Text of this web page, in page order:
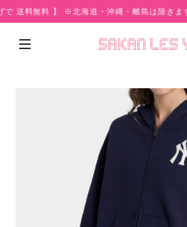
料無料 】 ※北海道・沖縄・離島は除きます。